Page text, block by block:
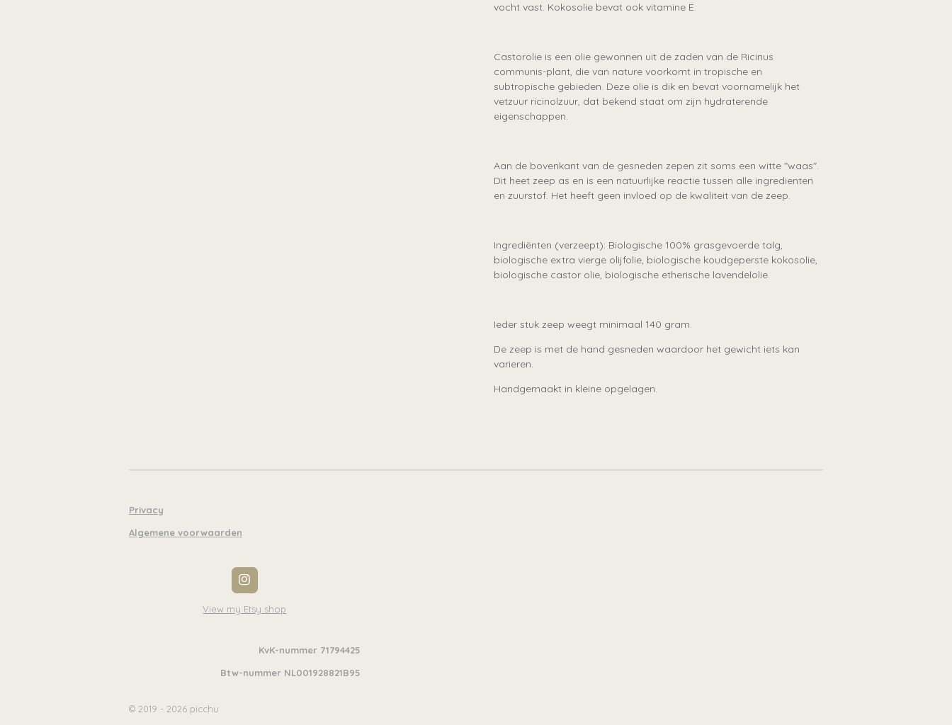
vocht vast. Kokosolie bevat ook vitamine E.
Castorolie is een olie gewonnen uit de zaden van de Ricinus
communis-plant, die van nature voorkomt in tropische en
subtropische gebieden. Deze olie is dik en bevat voornamelijk het
vetzuur ricinolzuur, dat bekend staat om zijn hydraterende
eigenschappen.
Aan de bovenkant van de gesneden zepen zit soms een witte "waas".
Dit heet zeep as en is een natuurlijke reactie tussen alle ingredienten
en zuurstof. Het heeft geen invloed op de kwaliteit van de zeep.
Ingrediënten (verzeept): Biologische 100% grasgevoerde talg,
biologische extra vierge olijfolie, biologische koudgeperste kokosolie,
biologische castor olie, biologische etherische lavendelolie.
Ieder stuk zeep weegt minimaal 140 gram.
De zeep is met de hand gesneden waardoor het gewicht iets kan
varieren.
Handgemaakt in kleine opgelagen.
Privacy
Algemene voorwaarden
I
n
s
m
View my Etsy shop
KvK-nummer 71794425
Btw-nummer NL001928821B95
© 2019 - 2026 picchu